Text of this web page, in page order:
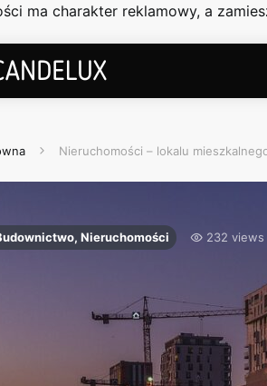
ma charakter reklamowy, a
Nieruchomości – lokalu
Nieruchomości 232 views